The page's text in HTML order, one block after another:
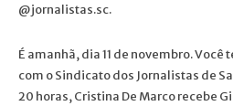
@jornalistas.sc.
É amanhã, dia 11 de novembro.
com o Sindicato dos Jornalistas de
20 horas, Cristina De Marco recebe